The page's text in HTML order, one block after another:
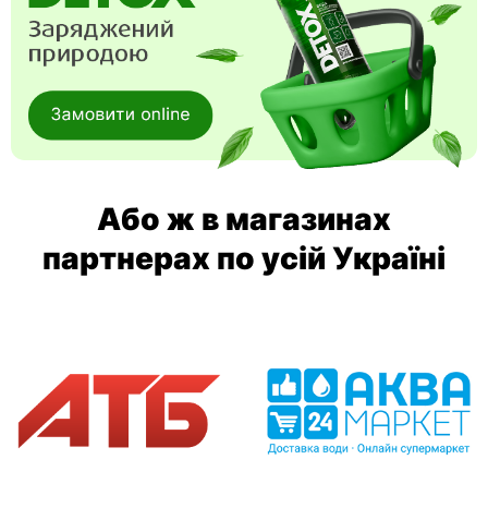
Або ж в магазинах
партнерах по усій Україні